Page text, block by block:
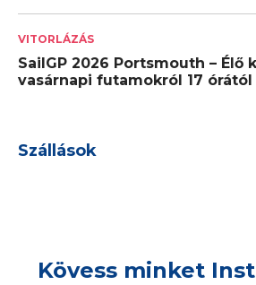
VITORLÁZÁS
SailGP 2026 Portsmouth – Élő
vasárnapi futamokról 17 órától
Szállások
Kövess minket